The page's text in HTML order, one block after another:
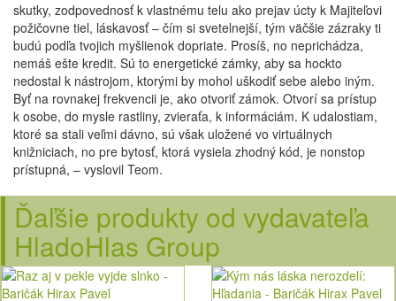
skutky, zodpovednosť k vlastnému telu ako prejav úcty k Majiteľovi
požičovne tiel, láskavosť – čím si svetelnejší, tým väčšie zázraky ti
budú podľa tvojich myšlienok dopriate. Prosíš, no neprichádza,
nemáš ešte kredit. Sú to energetické zámky, aby sa hockto
nedostal k nástrojom, ktorými by mohol uškodiť sebe alebo iným.
Byť na rovnakej frekvencii je, ako otvoriť zámok. Otvorí sa prístup
k osobe, do mysle rastliny, zvieraťa, k informáciám. K udalostiam,
ktoré sa stali veľmi dávno, sú však uložené vo virtuálnych
knižniciach, no pre bytosť, ktorá vysiela zhodný kód, je nonstop
prístupná, – vyslovil Teom.
Ďaľšie produkty od vydavateľa
HladoHlas Group